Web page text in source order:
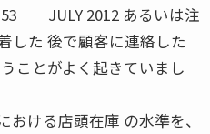
53 JULY 2012 あるいは注
した 後で顧客に連絡した
ことがよく起きていまし
ける店頭在庫 の水準を、